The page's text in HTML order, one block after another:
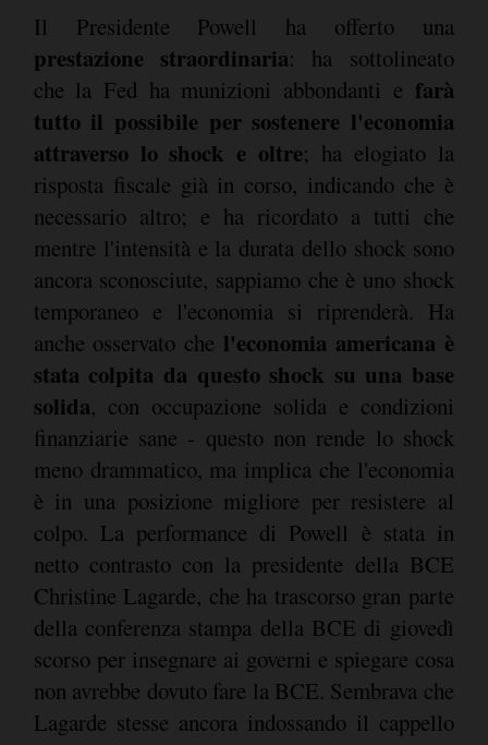
Il Presidente Powell ha offerto una
prestazione straordinaria: ha sottolineato
che la Fed ha munizioni abbondanti e farà
tutto il possibile per sostenere l'economia
attraverso lo shock e oltre; ha elogiato la
risposta fiscale già in corso, indicando che è
necessario altro; e ha ricordato a tutti che
mentre l'intensità e la durata dello shock sono
ancora sconosciute, sappiamo che è uno shock
temporaneo e l'economia si riprenderà. Ha
anche osservato che l'economia americana è
stata colpita da questo shock su una base
solida, con occupazione solida e condizioni
finanziarie sane - questo non rende lo shock
meno drammatico, ma implica che l'economia
è in una posizione migliore per resistere al
colpo. La performance di Powell è stata in
netto contrasto con la presidente della BCE
Christine Lagarde, che ha trascorso gran parte
della conferenza stampa della BCE di giovedì
scorso per insegnare ai governi e spiegare cosa
non avrebbe dovuto fare la BCE. Sembrava che
Lagarde stesse ancora indossando il cappello